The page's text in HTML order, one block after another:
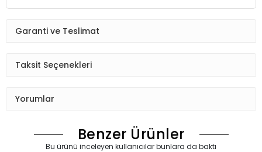
Garanti ve Teslimat
Taksit Seçenekleri
Yorumlar
Benzer Ürünler
Bu ürünü inceleyen kullanıcılar bunlara da baktı